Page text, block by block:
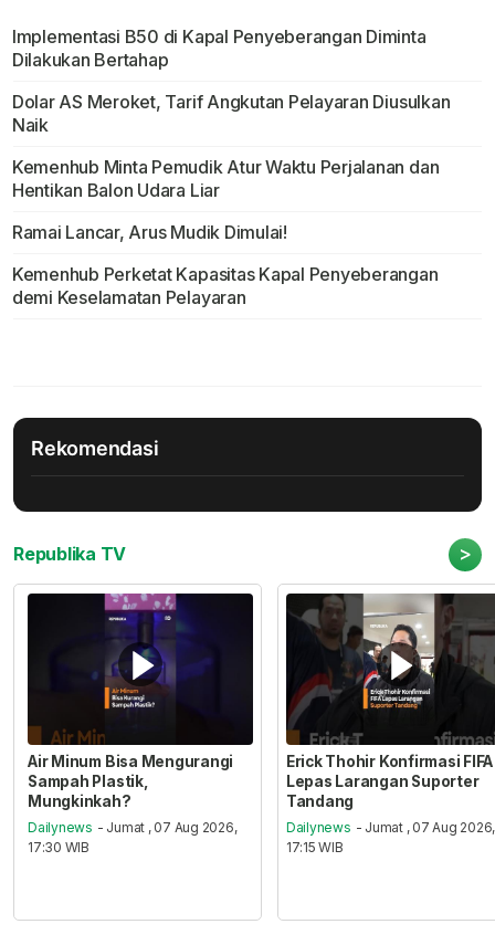
Implementasi B50 di Kapal Penyeberangan Diminta
Dilakukan Bertahap
Dolar AS Meroket, Tarif Angkutan Pelayaran Diusulkan
Naik
Kemenhub Minta Pemudik Atur Waktu Perjalanan dan
Hentikan Balon Udara Liar
Ramai Lancar, Arus Mudik Dimulai!
Kemenhub Perketat Kapasitas Kapal Penyeberangan
demi Keselamatan Pelayaran
Rekomendasi
Republika TV >
Air Minum Bisa Mengurangi
Sampah Plastik,
Mungkinkah?
Dailynews - Jumat , 07 Aug 2026,
17:30 WIB
Erick Thohir Konfirmasi FIFA
Lepas Larangan Suporter
Tandang
Dailynews - Jumat , 07 Aug 2026,
17:15 WIB